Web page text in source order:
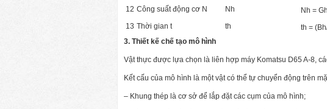
12 Công suất động cơ N Nh Nh =
13 Thời gian t th th =
3. Thiết kế chế tạo mô hình
Vật thực được lựa chọn là liên hợp máy Komatsu D65 A-8,
Kết cấu của mô hình là một vật có thể tự chuyển động trên
– Khung thép là cơ sở để lắp đặt các cụm của mô hình;